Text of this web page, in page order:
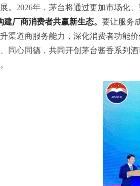
展。2026年，茅台将通过更加市场化
厂商消费者共赢新生态。 要让服务
渠道商服务能力，深化消费者功能
同心同德，共同开创茅台酱香系列